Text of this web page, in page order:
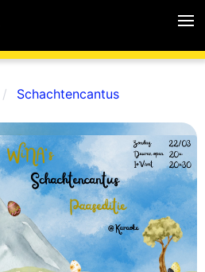
MyWiNA
Home
Schachten
Schachtencantus